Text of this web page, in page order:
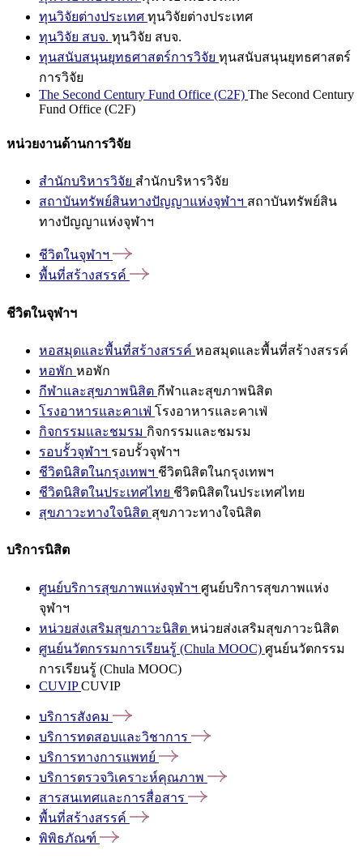
ทุนวิจัยต่างประเทศ ทุนวิจัยต่างประเทศ
ทุนวิจัย สบจ. ทุนวิจัย สบจ.
ทุนสนับสนุนยุทธศาสตร์การวิจัย ทุนสนับสนุนยุทธศาสตร์
การวิจัย
The Second Century Fund Office (C2F) The Second Century
Fund Office (C2F)
หน่วยงานด้านการวิจัย
สำนักบริหารวิจัย สำนักบริหารวิจัย
สถาบันทรัพย์สินทางปัญญาแห่งจุฬาฯ สถาบันทรัพย์สิน
ทางปัญญาแห่งจุฬาฯ
ชีวิตในจุฬาฯ
พื้นที่สร้างสรรค์
ชีวิตในจุฬาฯ
หอสมุดและพื้นที่สร้างสรรค์ หอสมุดและพื้นที่สร้างสรรค์
หอพัก หอพัก
กีฬาและสุขภาพนิสิต กีฬาและสุขภาพนิสิต
โรงอาหารและคาเฟ่ โรงอาหารและคาเฟ่
กิจกรรมและชมรม กิจกรรมและชมรม
รอบรั้วจุฬาฯ รอบรั้วจุฬาฯ
ชีวิตนิสิตในกรุงเทพฯ ชีวิตนิสิตในกรุงเทพฯ
ชีวิตนิสิตในประเทศไทย ชีวิตนิสิตในประเทศไทย
สุขภาวะทางใจนิสิต สุขภาวะทางใจนิสิต
บริการนิสิต
ศูนย์บริการสุขภาพแห่งจุฬาฯ ศูนย์บริการสุขภาพแห่ง
จุฬาฯ
หน่วยส่งเสริมสุขภาวะนิสิต หน่วยส่งเสริมสุขภาวะนิสิต
ศูนย์นวัตกรรมการเรียนรู้ (Chula MOOC) ศูนย์นวัตกรรม
การเรียนรู้ (Chula MOOC)
CUVIPCUVIP
บริการสังคม
บริการทดสอบและวิชาการ
บริการทางการแพทย์
บริการตรวจวิเคราะห์คุณภาพ
สารสนเทศและการสื่อสาร
พื้นที่สร้างสรรค์
พิพิธภัณฑ์